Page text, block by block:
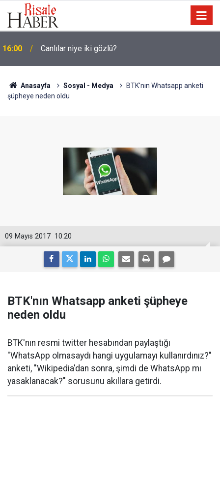
15:35 Sosyal medya, derslerde başarısızlığa yol açıyor
Anasayfa Sosyal - Medya
BTK'nın Whatsapp anketi
şüpheye neden oldu
10:20
09 Mayıs 2017
BTK'nın Whatsapp anketi şüpheye
neden oldu
BTK'nın resmi twitter hesabından paylaştığı
"WhatsApp olmasaydı hangi uygulamayı kullanırdınız?"
anketi, "Wikipedia'dan sonra, şimdi de WhatsApp mı
yasaklanacak?" sorusunu akıllara getirdi.